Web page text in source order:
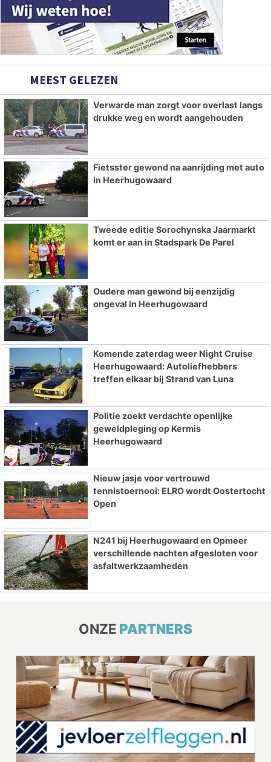
MEEST GELEZEN
Verwarde man zorgt voor overlast langs
drukke weg en wordt aangehouden
Fietsster gewond na aanrijding met auto
in Heerhugowaard
Tweede editie Sorochynska Jaarmarkt
komt er aan in Stadspark De Parel
Oudere man gewond bij eenzijdig
ongeval in Heerhugowaard
Komende zaterdag weer Night Cruise
Heerhugowaard: Autoliefhebbers
treffen elkaar bij Strand van Luna
Politie zoekt verdachte openlijke
geweldpleging op Kermis
Heerhugowaard
Nieuw jasje voor vertrouwd
tennistoernooi: ELRO wordt Oostertocht
Open
N241 bij Heerhugowaard en Opmeer
verschillende nachten afgesloten voor
asfaltwerkzaamheden
ONZE PARTNERS